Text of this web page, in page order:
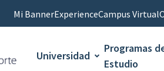
Mi BannerExperienceCampus Virtual
Universidad
Programas
Estudio